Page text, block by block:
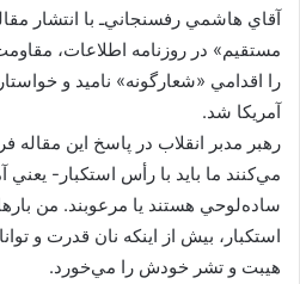
آقاي هاشمي رفسنجاني‌ـ با انتشار
مستقيم» در روزنامه اطلاعات، مقاومت
را اقدامي «شعارگونه» ناميد و
آمريكا شد.
رهبر مدبر انقلاب در پاسخ اين مقاله
مي‌كنند ما بايد با رأس استكبار- يعني
ساده‌لوحي هستند‌ يا مرعوبند. من
استكبار، بيش از اينكه نان قدرت و
هيبت و تشر خودش را مي‌خورد.